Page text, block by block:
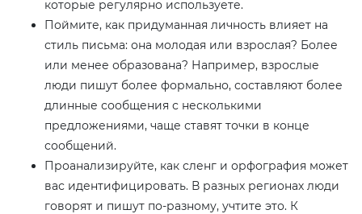
которые регулярно используете.
Поймите, как придуманная личность влияет на
стиль письма: она молодая или взрослая? Более
или менее образована? Например, взрослые
люди пишут более формально, составляют более
длинные сообщения с несколькими
предложениями, чаще ставят точки в конце
сообщений.
Проанализируйте, как сленг и орфография может
вас идентифицировать. В разных регионах люди
говорят и пишут по-разному, учтите это. К